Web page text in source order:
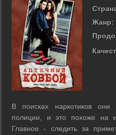
Жанр:
В поисках наркотиков они
полиции, и это похоже на
Главное - следить за